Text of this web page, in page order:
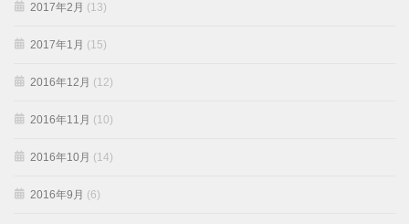
2017年2月 (13)
2017年1月 (15)
2016年12月 (12)
2016年11月 (10)
2016年10月 (14)
2016年9月 (6)